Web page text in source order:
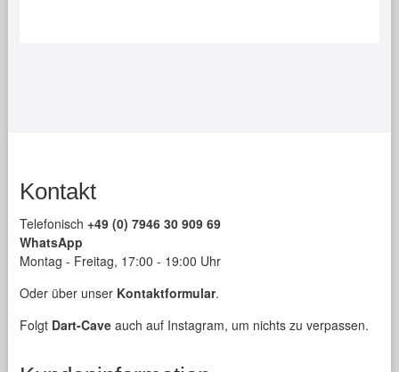
Kontakt
Telefonisch +49 (0) 7946 30 909 69
WhatsApp
Montag - Freitag, 17:00 - 19:00 Uhr
Oder über unser Kontaktformular.
Folgt Dart-Caveauch auf Instagram, um nichts zu verpassen.